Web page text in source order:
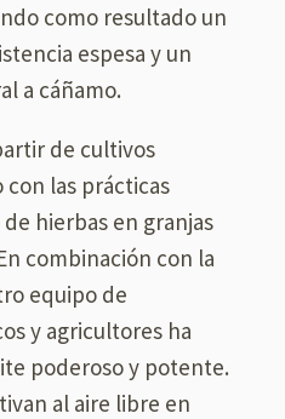
como resultado un
espesa y un
a cáñamo.
de cultivos
con las prácticas
hierbas en granjas
combinación con la
equipo de
y agricultores ha
poderoso y potente.
al aire libre en